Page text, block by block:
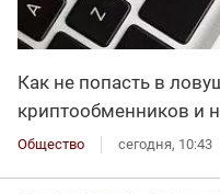
Как не попасть в
криптообменников и
Общество сегодня, 10:43